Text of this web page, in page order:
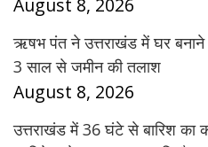
August 8, 2026
ऋषभ पंत ने उत्तराखंड में घर बनाने
3 साल से जमीन की तलाश
August 8, 2026
उत्तराखंड में 36 घंटे से बारिश का